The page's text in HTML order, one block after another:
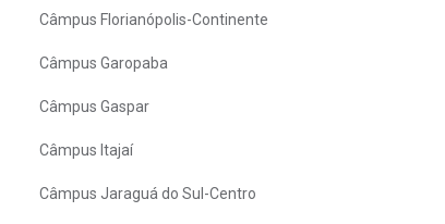
Câmpus Florianópolis-Continente
Câmpus Garopaba
Câmpus Gaspar
Câmpus Itajaí
Câmpus Jaraguá do Sul-Centro